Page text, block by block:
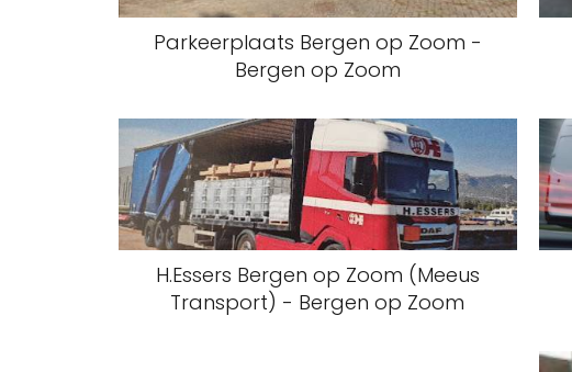
Parkeerplaats Bergen op Zoom -
Bergen op Zoom
H.Essers Bergen op Zoom (Meeus
Transport) - Bergen op Zoom